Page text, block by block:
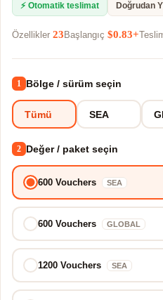
⚡ Otomatik teslimat Doğrudan
Özellikler 23 Başlangıç $0.83+
1 Bölge / sürüm seçin
Tümü SEA
2 Değer / paket seçin
600 Vouchers SEA
600 Vouchers GLOBAL
1200 Vouchers SEA